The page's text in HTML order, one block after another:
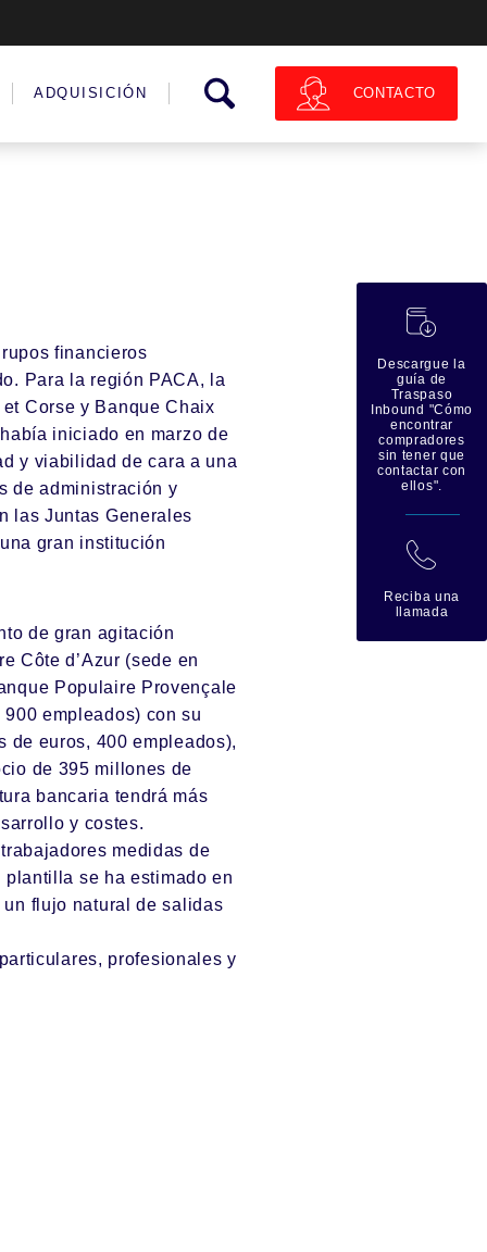
ADQUISICIÓN CONTACTO
financieros
Para la región PACA, la
Corse y Banque Chaix
iniciado en marzo de
y viabilidad de cara a una
de administración y
las Juntas Generales
gran institución
de gran agitación
Côte d’Azur (sede en
Populaire Provençale
empleados) con su
de euros, 400 empleados),
de 395 millones de
bancaria tendrá más
y costes.
medidas de
se ha estimado en
flujo natural de salidas
profesionales y
蠟
Descargue la
guía de
Traspaso
Inbound "Cómo
encontrar
compradores
sin tener que
contactar con
ellos".
拉
Reciba una
llamada